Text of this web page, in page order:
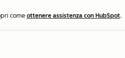
come ottenere assistenza con HubSpot.